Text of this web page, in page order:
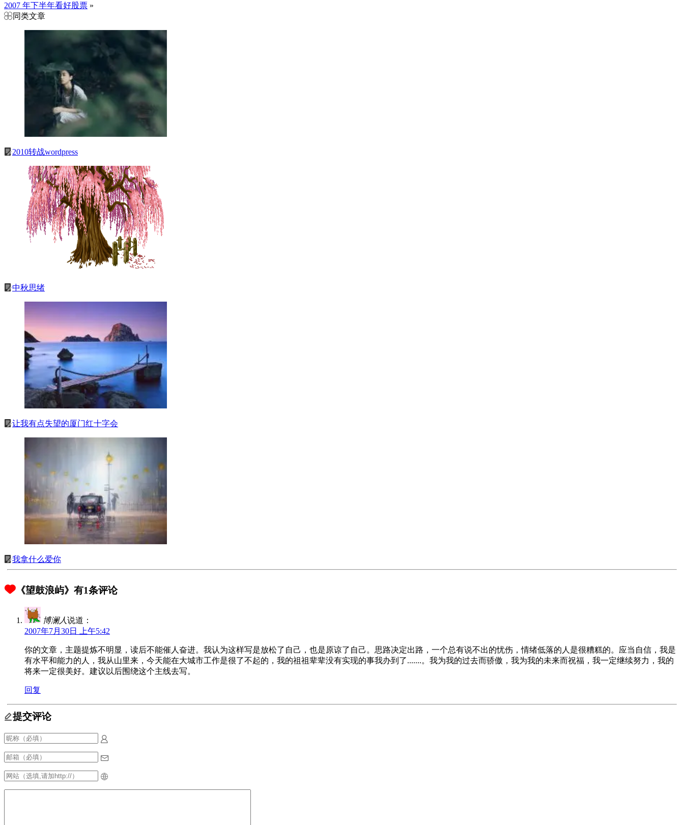
2007 年下半年看好股票 »
《望鼓浪屿》有1条评论
博澜人说道：
2007年7月30日 上午5:42
你的文章，主题提炼不明显，读后不能催人奋进。我认为这样写是放松了自己，也是原谅了自己。思路决定出路，一个总有说不出的忧伤，情绪低落的人是很糟糕的。应当自信，我是
有水平和能力的人，我从山里来，今天能在大城市工作是很了不起的，我的祖祖辈辈没有实现的事我办到了.......。我为我的过去而骄傲，我为我的未来而祝福，我一定继续努力，我的
将来一定很美好。建议以后围绕这个主线去写。
回复
提交评论
同类文章
2010转战wordpress
中秋思绪
让我有点失望的厦门红十字会
我拿什么爱你